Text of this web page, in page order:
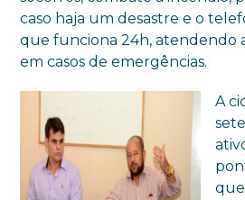
caso haja um desastre e o
que funciona 24h, atendendo
em casos de emergências.
A